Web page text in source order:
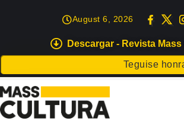
Descargar - Revista
Teguise honra
August 6, 2026
EVENTOS
Carnavales de Haría
Éxito rotundo de los Carnavales de